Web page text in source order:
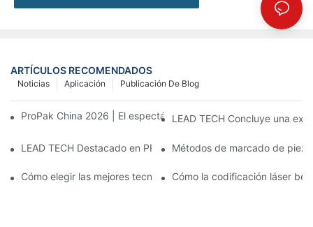
ARTÍCULOS RECOMENDADOS
Publicación De Blog
Aplicación
Noticias
ProPak China 2026 | El espectáculo termina, nuestro servicio
LEAD TECH Concluye una
LEAD TECH Destacado en PR Newswire: Presentación de
Métodos de marcado de
Cómo elegir las mejores tecnologías para la codificación y el
Cómo la codificación láser